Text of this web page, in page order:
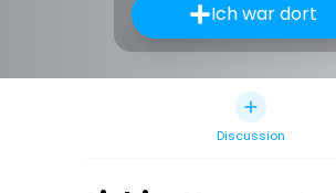
Ich war dort
Discussion